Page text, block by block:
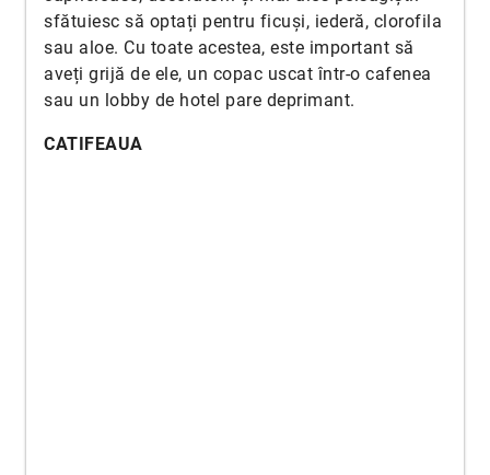
sfătuiesc să optați pentru ficuși, iederă, clorofila
sau aloe. Cu toate acestea, este important să
aveți grijă de ele, un copac uscat într-o cafenea
sau un lobby de hotel pare deprimant.
CATIFEAUA